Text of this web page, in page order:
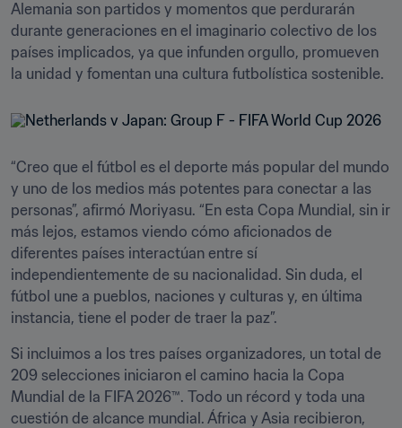
Alemania son partidos y momentos que perdurarán
durante generaciones en el imaginario colectivo de los
países implicados, ya que infunden orgullo, promueven
la unidad y fomentan una cultura futbolística sostenible.
“Creo que el fútbol es el deporte más popular del mundo
y uno de los medios más potentes para conectar a las
personas”, afirmó Moriyasu. “En esta Copa Mundial, sin ir
más lejos, estamos viendo cómo aficionados de
diferentes países interactúan entre sí
independientemente de su nacionalidad. Sin duda, el
fútbol une a pueblos, naciones y culturas y, en última
instancia, tiene el poder de traer la paz”.
Si incluimos a los tres países organizadores, un total de
209 selecciones iniciaron el camino hacia la Copa
Mundial de la FIFA 2026™. Todo un récord y toda una
cuestión de alcance mundial. África y Asia recibieron,